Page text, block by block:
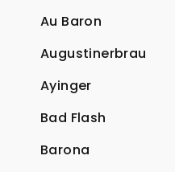
Au Baron
Augustinerbrau
Ayinger
Bad Flash
Barona